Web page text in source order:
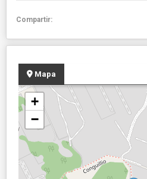
Compartir:
Mapa
+
−